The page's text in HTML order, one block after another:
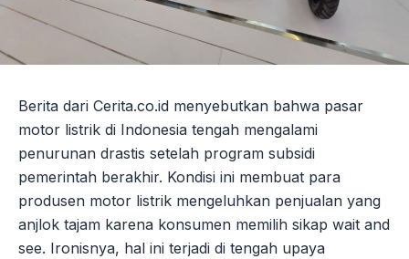
Berita dari Cerita.co.id menyebutkan bahwa pasar
motor listrik di Indonesia tengah mengalami
penurunan drastis setelah program subsidi
pemerintah berakhir. Kondisi ini membuat para
produsen motor listrik mengeluhkan penjualan yang
anjlok tajam karena konsumen memilih sikap wait and
see. Ironisnya, hal ini terjadi di tengah upaya